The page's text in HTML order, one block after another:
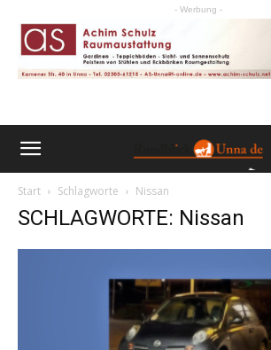
- Werbung -
Start Schlagworte Nissan
SCHLAGWORTE: Nissan